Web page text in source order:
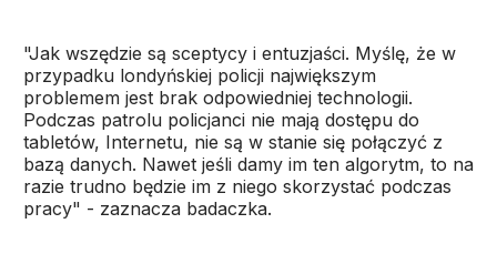
"Jak wszędzie są sceptycy i entuzjaści. Myślę, że w
przypadku londyńskiej policji największym
problemem jest brak odpowiedniej technologii.
Podczas patrolu policjanci nie mają dostępu do
tabletów, Internetu, nie są w stanie się połączyć z
bazą danych. Nawet jeśli damy im ten algorytm, to na
razie trudno będzie im z niego skorzystać podczas
pracy" - zaznacza badaczka.